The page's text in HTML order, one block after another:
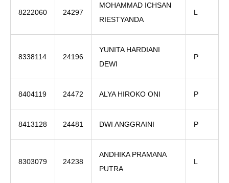
8222060 24297
MOHAMMAD ICHSAN
RIESTYANDA
L
8338114 24196
YUNITA HARDIANI
DEWI
P
8404119 24472 ALYA HIROKO ONI P
8413128 24481 DWI ANGGRAINI P
8303079 24238
ANDHIKA PRAMANA
PUTRA
L